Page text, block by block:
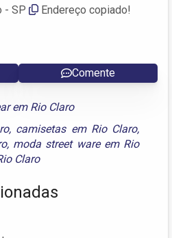
- SP
Endereço copiado!
Comente
em Rio Claro
, camisetas em Rio Claro,
, moda street ware em Rio
Claro